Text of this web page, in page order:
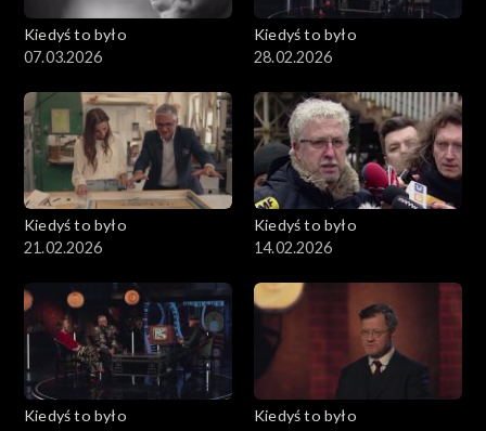
Kiedyś to było
07.03.2026
Kiedyś to było
28.02.2026
Kiedyś to było
21.02.2026
Kiedyś to było
14.02.2026
Kiedyś to było
Kiedyś to było